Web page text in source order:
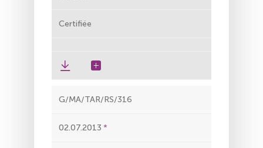
Certifiée
G/MA/TAR/RS/316
02.07.2013